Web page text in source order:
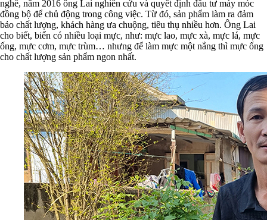
nghề, năm 2016 ông Lai nghiên cứu và quyết định đầu tư máy móc
đồng bộ để chủ động trong công việc. Từ đó, sản phẩm làm ra đảm
bảo chất lượng, khách hàng ưa chuộng, tiêu thụ nhiều hơn. Ông Lai
cho biết, biển có nhiều loại mực, như: mực lao, mực xà, mực lá, mực
ống, mực cơm, mực trùm… nhưng để làm mực một nắng thì mực ống
cho chất lượng sản phẩm ngon nhất.